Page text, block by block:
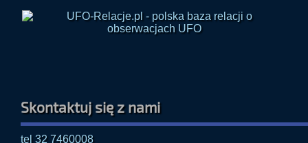
Skontaktuj się z nami
tel 32 7460008